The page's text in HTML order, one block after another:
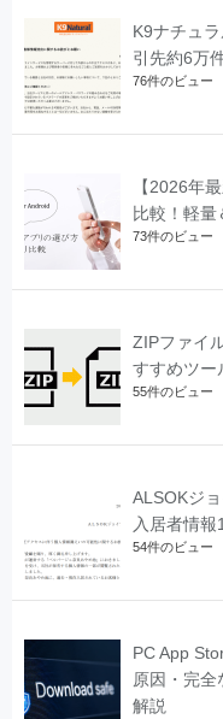
K9ナチュ
引先約6万
76件のビュー
【2026年
比較！軽量
73件のビュー
ZIPファイ
すすめツー
55件のビュー
ALSOKジ
入居者情
54件のビュー
PC App
原因・完
解説